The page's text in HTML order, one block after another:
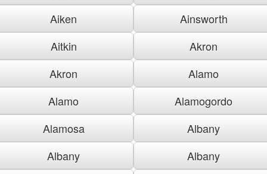
Aiken
Ainsworth
Aitkin
Akron
Akron
Alamo
Alamo
Alamogordo
Alamosa
Albany
Albany
Albany